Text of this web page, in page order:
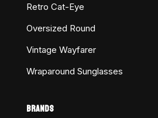
Retro Cat-Eye
Oversized Round
Vintage Wayfarer
Wraparound Sunglasses
BRANDS